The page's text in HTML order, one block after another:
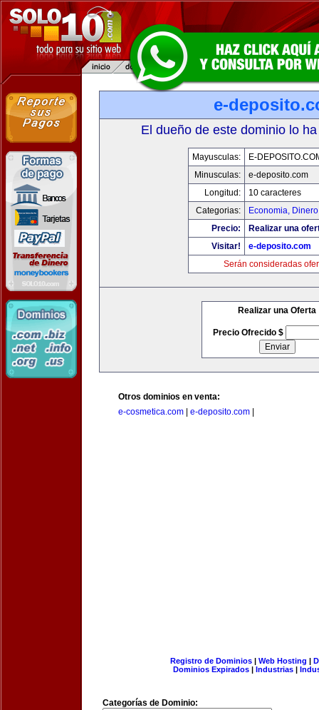
e-
El dueño de este dominio lo
Mayusculas:
E-
Minusculas:
e-deposito.com
Longitud:
10 caracteres
Categorias:
Economia,
Precio:
Realizar una
Visitar!
e-deposito.com
Serán consideradas
Realizar una Oferta
Precio Ofrecido $
Otros dominios en venta:
e-cosmetica.com
e-deposito.com
Registro de Dominios| Web Hosting |
Dominios Expirados | Industrias |
Categorías de Dominio: